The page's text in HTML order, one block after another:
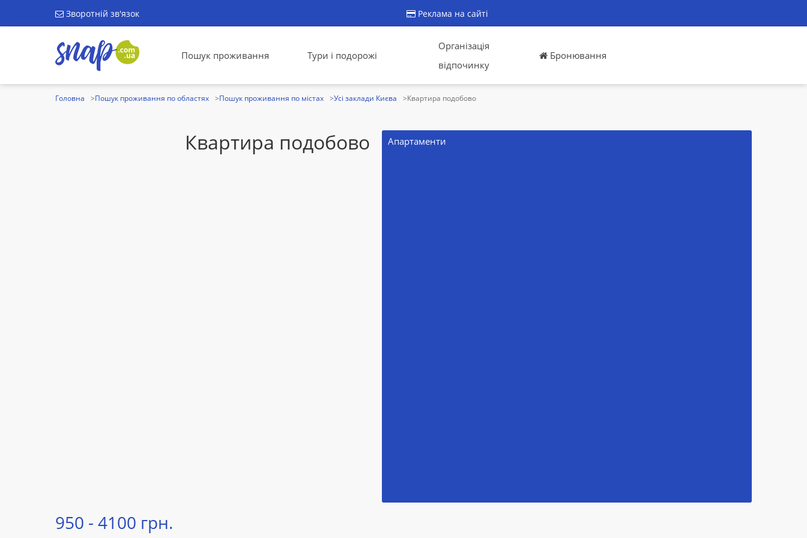
Зворотній зв'язок Реклама на сайті
Пошук проживання Тури і подорожі
Організація
відпочинку
Бронювання
Головна Пошук проживання по областях Пошук проживання по містах Усі заклади Києва Квартира подобово
Квартира подобово Aпартаменти
950 - 4100 грн.